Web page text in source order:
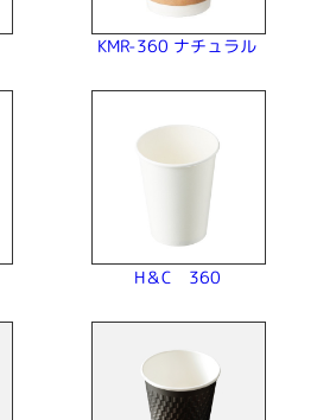
KMR-360 ナチュラル
H＆C 360